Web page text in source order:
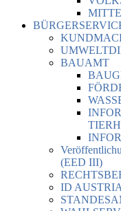
BAUAMT
(EED III)
ID AUSTRIA